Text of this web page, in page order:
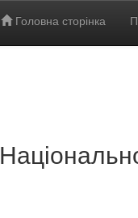
Головна сторінка